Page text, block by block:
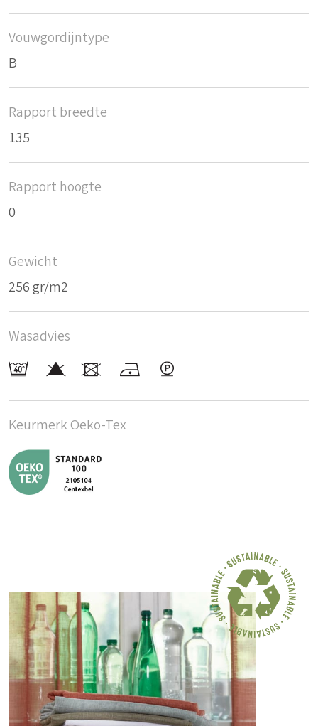
Vouwgordijntype
B
Rapport breedte
135
Rapport hoogte
0
Gewicht
256 gr/m2
Wasadvies
Keurmerk Oeko-Tex